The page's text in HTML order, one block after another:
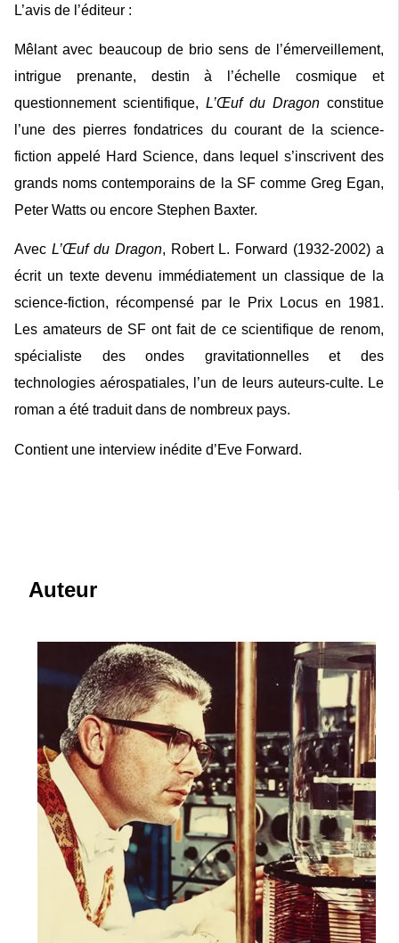
L’avis de l’éditeur :
Mêlant avec beaucoup de brio sens de l’émerveillement,
intrigue prenante, destin à l’échelle cosmique et
questionnement scientifique, L’Œuf du Dragon constitue
l’une des pierres fondatrices du courant de la science-
fiction appelé Hard Science, dans lequel s’inscrivent des
grands noms contemporains de la SF comme Greg Egan,
Peter Watts ou encore Stephen Baxter.
Avec L’Œuf du Dragon, Robert L. Forward (1932-2002) a
écrit un texte devenu immédiatement un classique de la
science-fiction, récompensé par le Prix Locus en 1981.
Les amateurs de SF ont fait de ce scientifique de renom,
spécialiste des ondes gravitationnelles et des
technologies aérospatiales, l’un de leurs auteurs-culte. Le
roman a été traduit dans de nombreux pays.
Contient une interview inédite d’Eve Forward.
Auteur